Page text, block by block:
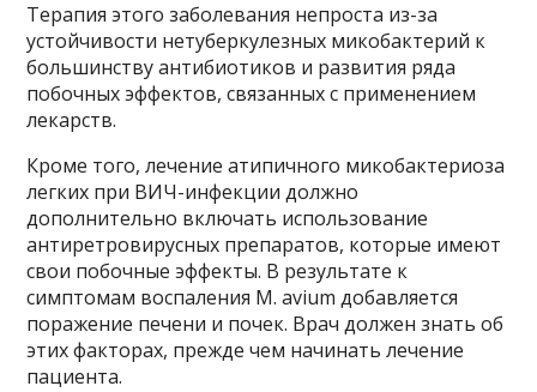
Терапия этого заболевания непроста из-за
устойчивости нетуберкулезных микобактерий к
большинству антибиотиков и развития ряда
побочных эффектов, связанных с применением
лекарств.
Кроме того, лечение атипичного микобактериоза
легких при ВИЧ-инфекции должно
дополнительно включать использование
антиретровирусных препаратов, которые имеют
свои побочные эффекты. В результате к
симптомам воспаления M. avium добавляется
поражение печени и почек. Врач должен знать об
этих факторах, прежде чем начинать лечение
пациента.